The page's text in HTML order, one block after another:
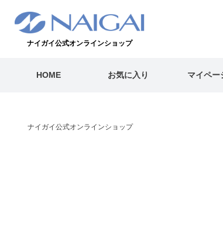
ナイガイ公式オンラインショップ
HOME お気に入り マイペー
ナイガイ公式オンラインショップ
キーワード
〜